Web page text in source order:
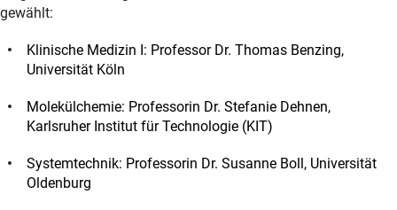
gewählt:
Klinische Medizin I: Professor Dr. Thomas Benzing,
Universität Köln
Molekülchemie: Professorin Dr. Stefanie Dehnen,
Karlsruher Institut für Technologie (KIT)
Systemtechnik: Professorin Dr. Susanne Boll, Universität
Oldenburg